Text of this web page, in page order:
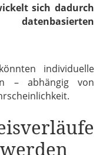
sich dadurch
individuelle
– abhängig von